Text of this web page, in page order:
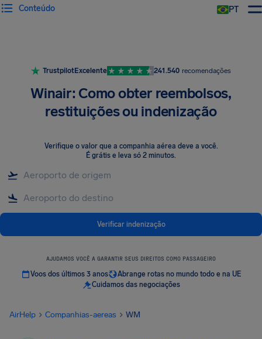
PT
Conteúdo
TrustpilotExcelente 241.540 recomendações
Winair: Como obter reembolsos,
restituições ou indenização
Verifique o valor que a companhia aérea deve a você.
É grátis e leva só 2 minutos.
Verificar indenização
AJUDAMOS VOCÊ A GARANTIR SEUS DIREITOS COMO PASSAGEIRO
Voos dos últimos 3 anos
Abrange rotas no mundo todo e na UE
Cuidamos das negociações
AirHelp Companhias-aereas WM